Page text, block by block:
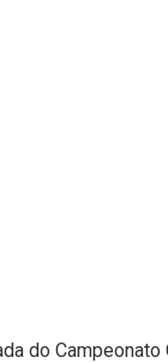
do Campeonato